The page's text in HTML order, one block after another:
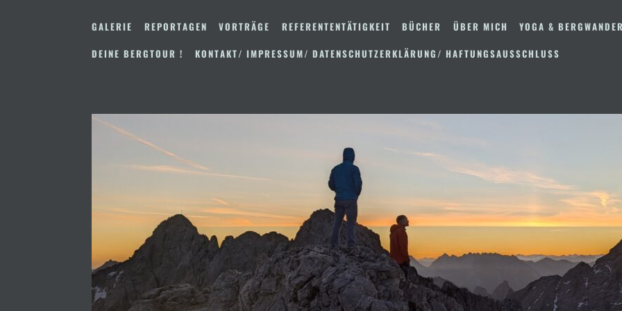
Inhalt
GALERIE REPORTAGEN VORTRÄGE REFERENTENTÄTIGKEIT BÜCHER ÜBER MICH
YOGA &
DEINE BERGTOUR !
KONTAKT/ IMPRESSUM/ DATENSCHUTZERKLÄRUNG/ HAFTUNGSAUSSCHLUSS